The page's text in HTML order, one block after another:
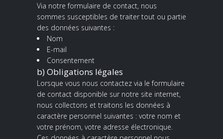
Via notre formulaire de contact, nous
sommes susceptibles de traiter tout ou partie
des données suivantes :
Nom
E-mail
Consentement
b) Obligations légales
Lorsque vous nous contactez via le formulaire
de contact disponible sur notre site internet,
nous collectons et traitons les données à
caractère personnel suivantes : votre nom et
votre prénom, votre adresse électronique.